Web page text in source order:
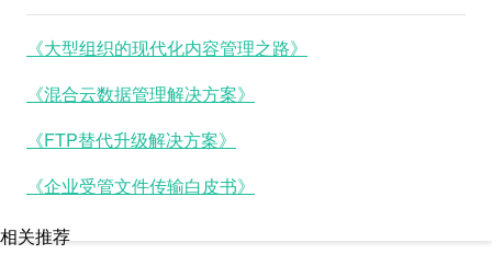
《大型组织的现代化内容管理之路》
《混合云数据管理解决方案》
《FTP替代升级解决方案》
《企业受管文件传输白皮书》
相关推荐